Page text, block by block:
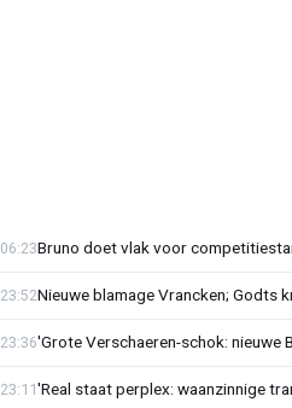
Bruno doet vlak voor
06:23
Nieuwe blamage Vrancken; Godts
23:52
'Grote Verschaeren-schok: nieuwe
23:36
'Real staat perplex: waanzinnige
23:11